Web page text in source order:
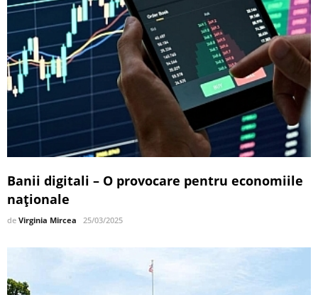
Banii digitali – O provocare pentru economiile
naționale
de Virginia Mircea 25/03/2025